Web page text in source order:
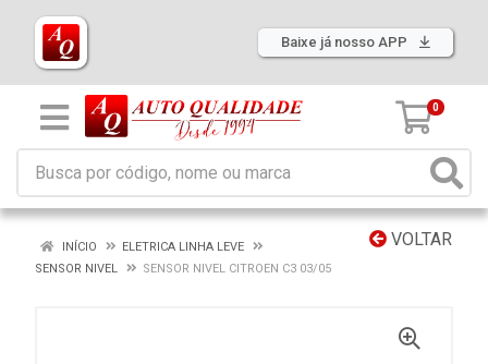
Baixe já nosso APP
0
VOLTAR
INÍCIO
ELETRICA LINHA LEVE
SENSOR NIVEL
SENSOR NIVEL CITROEN C3 03/05